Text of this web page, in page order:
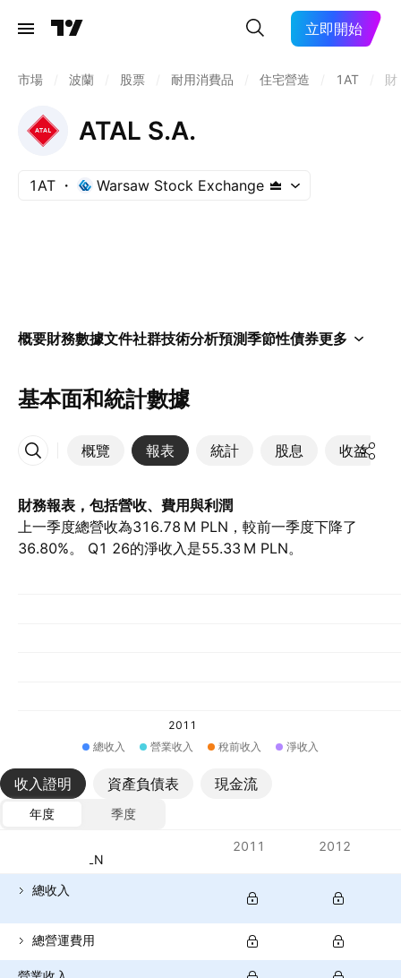
立即開始
市場 波蘭 股票 耐用消費品 住宅營造 1AT 財
ATAL S.A.
1AT Warsaw Stock Exchange
概要財務數據文件社群技術分析預測季節性債券更多
基本面和統計數據
概覽 報表 統計 股息 收益
更多
財務報表，包括營收、費用與利潤
上一季度總營收為‪316.78 M‬ PLN，較前一季度下降了
36.80%。 Q1 26的淨收入是‪55.33 M‬ PLN。
2011
總收入
營業收入 稅前收入 淨收入
收入證明 資產負債表 現金流
年度
季度
貨幣：PLN
2011 2012
總收入
總營運費用